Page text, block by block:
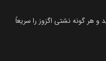
و هر گونه نشتی اگزوز را سریعاً